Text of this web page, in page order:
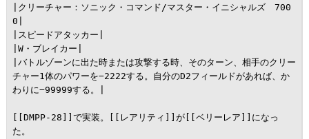
|クリーチャー：ソニック・コマンド/マスター・イニシャルズ　700
0|
|スピードアタッカー|
|W・ブレイカー|
|バトルゾーンに出た時または攻撃する時、そのターン、相手のクリー
チャー1体のパワーを−2222する。自分のD2フィールドがあれば、か
わりに−99999する。|
[[DMPP-28]]で実装。[[レアリティ]]が[[ベリーレア]]になっ
た。